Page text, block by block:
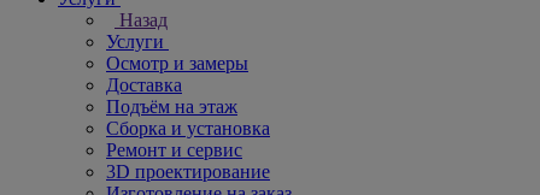
Назад
Услуги
Осмотр и замеры
Доставка
Подъём на этаж
Сборка и установка
Ремонт и сервис
3D проектирование